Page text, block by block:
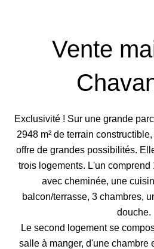
Vente
Exclusivité ! Sur une grande
2948 m² de terrain
offre de grandes possibilités.
trois logements. L'un
avec cheminée, une
balcon/terrasse, 3 chambres,
douche.
Le second logement se
salle à manger, d'une chambre